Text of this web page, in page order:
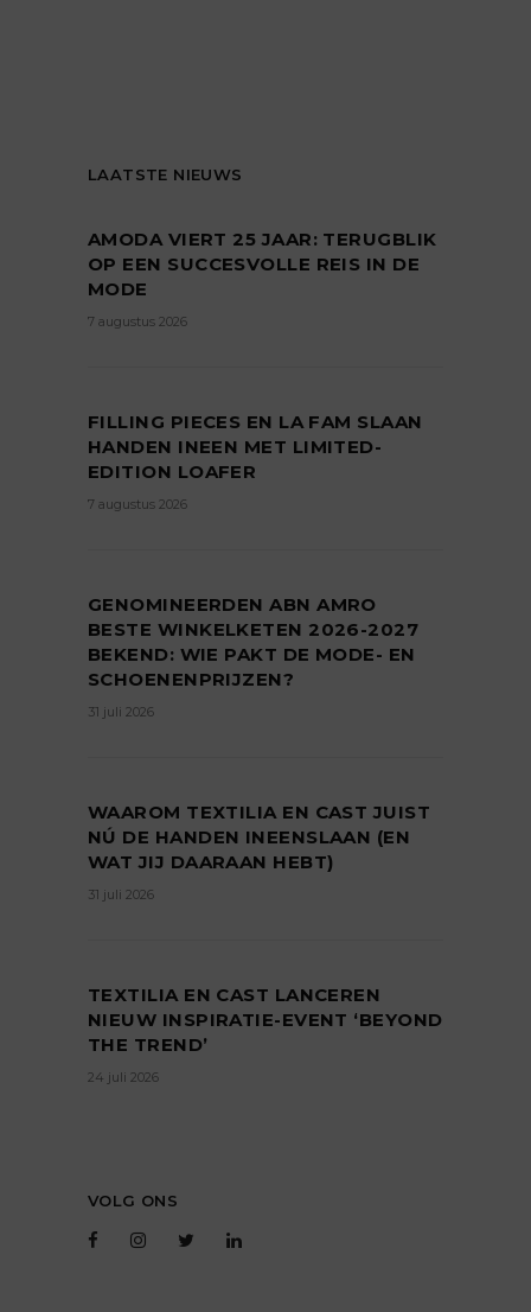
LAATSTE NIEUWS
AMODA VIERT 25 JAAR: TERUGBLIK
OP EEN SUCCESVOLLE REIS IN DE
MODE
7 augustus 2026
FILLING PIECES EN LA FAM SLAAN
HANDEN INEEN MET LIMITED-
EDITION LOAFER
7 augustus 2026
GENOMINEERDEN ABN AMRO
BESTE WINKELKETEN 2026-2027
BEKEND: WIE PAKT DE MODE- EN
SCHOENENPRIJZEN?
31 juli 2026
WAAROM TEXTILIA EN CAST JUIST
NÚ DE HANDEN INEENSLAAN (EN
WAT JIJ DAARAAN HEBT)
31 juli 2026
TEXTILIA EN CAST LANCEREN
NIEUW INSPIRATIE-EVENT ‘BEYOND
THE TREND’
24 juli 2026
VOLG ONS